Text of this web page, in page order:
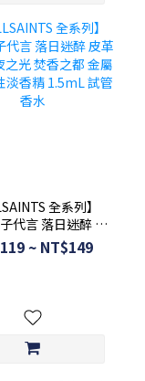
全系列】
代言 落日迷醉 皮
永夜之光 焚香之都
淡香精
~ NT$149